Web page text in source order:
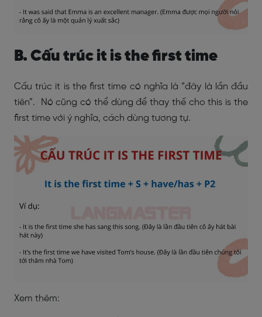
B. Cấu trúc it is the first time
Cấu trúc it is the first time có nghĩa là “đây là lần đầu
tiên”. Nó cũng có thể dùng để thay thế cho this is the
first time với ý nghĩa, cách dùng tương tự.
Xem thêm: